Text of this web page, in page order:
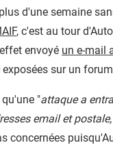
d'une semaine
, c'est au tour
envoyé un e-mail
sur un
"attaque a
email et
concernées